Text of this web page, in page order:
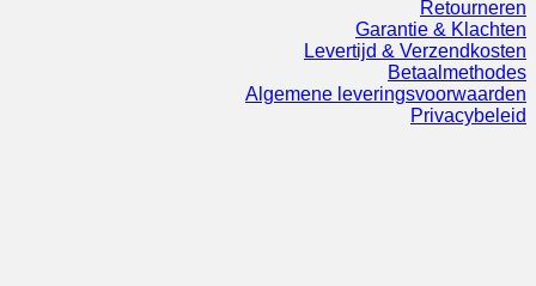
Retourneren
Garantie & Klachten
Levertijd & Verzendkosten
Betaalmethodes
Algemene leveringsvoorwaarden
Privacybeleid